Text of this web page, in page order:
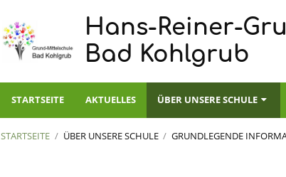
Hans-Reiner-
Bad Kohlgrub
STARTSEITE AKTUELLES ÜBER UNSERE SCHULE
STARTSEITE / ÜBER UNSERE SCHULE / GRUNDLEGENDE